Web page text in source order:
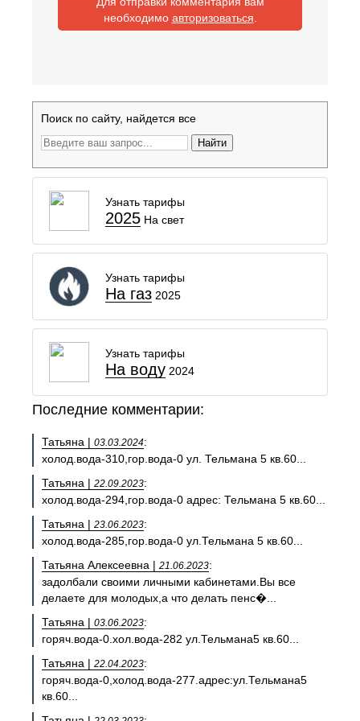
необходимо авторизоваться
Поиск по сайту, найдется все
Найти
Узнать тарифы
2025 На свет
Узнать тарифы
На газ 2025
Узнать тарифы
На воду 2024
Последние комментарии:
Татьяна | 03.03.2024:
холод.вода-310,гор.вода-0 ул. Тельмана 5 кв.60...
Татьяна | 22.09.2023:
холод.вода-294,гор.вода-0 адрес: Тельмана 5 кв.60...
Татьяна | 23.06.2023:
холод.вода-285,гор.вода-0 ул.Тельмана 5 кв.60...
Татьяна Алексеевна | 21.06.2023:
задолбали своими личными кабинетами.Вы все
делаете для молодых,а что делать пенс�...
Татьяна | 03.06.2023:
горяч.вода-0.хол.вода-282 ул.Тельмана5 кв.60...
Татьяна | 22.04.2023:
горяч.вода-0,холод.вода-277.адрес:ул.Тельмана5
кв.60...